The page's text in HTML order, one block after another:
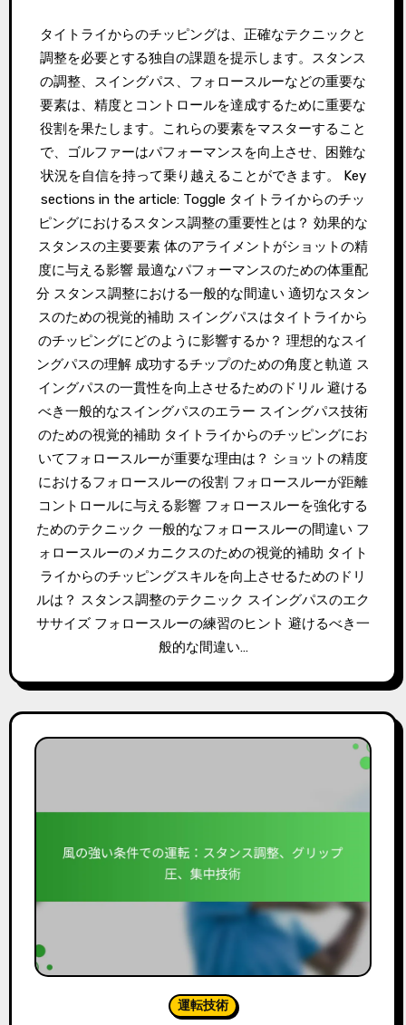
タイトライからのチッピングは、正確なテクニックと
調整を必要とする独自の課題を提示します。スタンス
の調整、スイングパス、フォロースルーなどの重要な
要素は、精度とコントロールを達成するために重要な
役割を果たします。これらの要素をマスターすること
で、ゴルファーはパフォーマンスを向上させ、困難な
状況を自信を持って乗り越えることができます。 Key
sections in the article: Toggle タイトライからのチッ
ピングにおけるスタンス調整の重要性とは？ 効果的な
スタンスの主要要素 体のアライメントがショットの精
度に与える影響 最適なパフォーマンスのための体重配
分 スタンス調整における一般的な間違い 適切なスタン
スのための視覚的補助 スイングパスはタイトライから
のチッピングにどのように影響するか？ 理想的なスイ
ングパスの理解 成功するチップのための角度と軌道 ス
イングパスの一貫性を向上させるためのドリル 避ける
べき一般的なスイングパスのエラー スイングパス技術
のための視覚的補助 タイトライからのチッピングにお
いてフォロースルーが重要な理由は？ ショットの精度
におけるフォロースルーの役割 フォロースルーが距離
コントロールに与える影響 フォロースルーを強化する
ためのテクニック 一般的なフォロースルーの間違い フ
ォロースルーのメカニクスのための視覚的補助 タイト
ライからのチッピングスキルを向上させるためのドリ
ルは？ スタンス調整のテクニック スイングパスのエク
ササイズ フォロースルーの練習のヒント 避けるべき一
般的な間違い…
運転技術